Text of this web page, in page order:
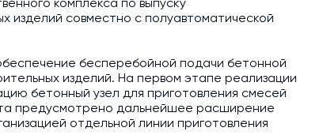
и поставка комплектующих под
завод
промышленной безопасности
комплекса по выпуску
изделий совместно с полуавтоматической
бесперебойной подачи бетонной
изделий. На первом этапе реализации
бетонный узел для приготовления смесей
предусмотрено дальнейшее расширение
отдельной линии приготовления